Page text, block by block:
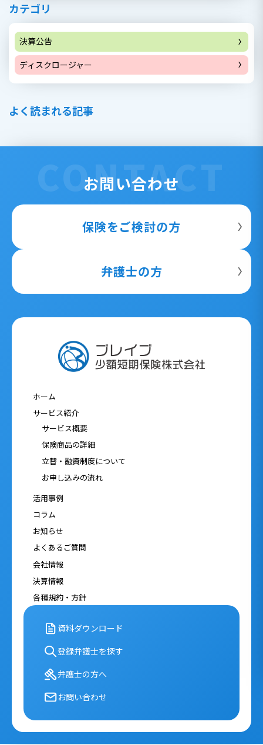
カテゴリ
決算公告
ディスクロージャー
よく読まれる記事
CONTACT
お問い合わせ
保険をご検討の方
弁護士の方
ホーム
サービス紹介
サービス概要
保険商品の詳細
立替・融資制度について
お申し込みの流れ
活用事例
コラム
お知らせ
よくあるご質問
会社情報
決算情報
各種規約・⽅針
資料ダウンロード
登録弁護⼠を探す
弁護⼠の⽅へ
お問い合わせ